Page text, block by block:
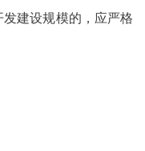
建设规模的，应严格